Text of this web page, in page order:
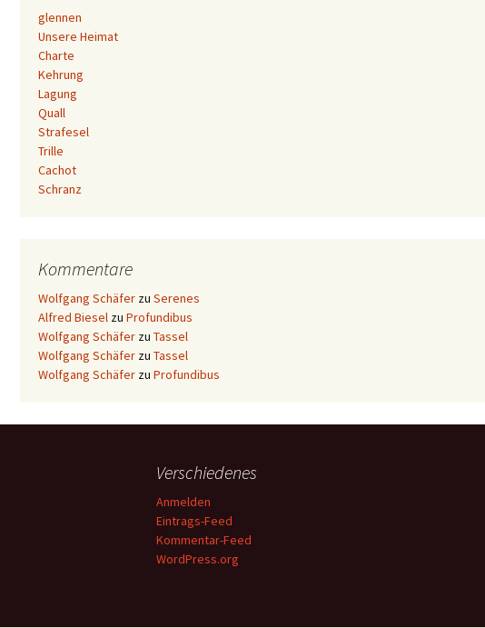
glennen
Unsere Heimat
Charte
Kehrung
Lagung
Quall
Strafesel
Trille
Cachot
Schranz
Kommentare
Wolfgang Schäfer zu Serenes
Alfred Biesel zu Profundibus
Wolfgang Schäfer zu Tassel
Wolfgang Schäfer zu Tassel
Wolfgang Schäfer zu Profundibus
Verschiedenes
Anmelden
Eintrags-Feed
Kommentar-Feed
WordPress.org